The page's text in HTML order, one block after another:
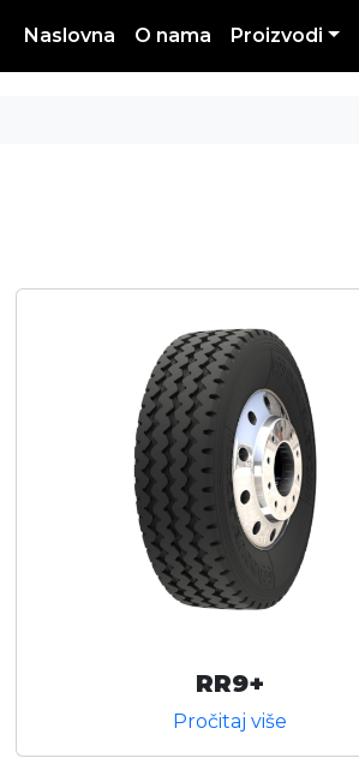
Naslovna O nama Proizvodi
RR9+
Pročitaj više